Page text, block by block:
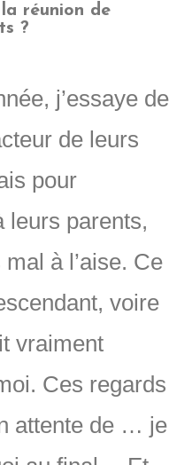
réunion de
?
j’essaye de
de leurs
pour
leurs parents,
à l’aise. Ce
voire
vraiment
Ces regards
attente de … je